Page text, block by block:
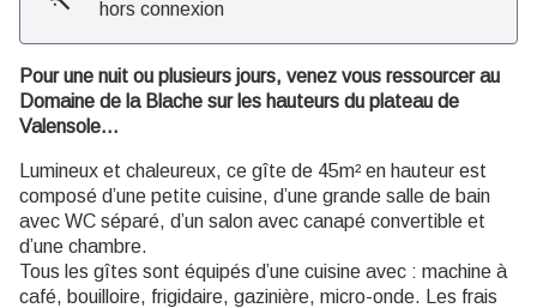
hors connexion
Pour une nuit ou plusieurs jours, venez vous ressourcer au
Domaine de la Blache sur les hauteurs du plateau de
Valensole…
Lumineux et chaleureux, ce gîte de 45m² en hauteur est
composé d’une petite cuisine, d’une grande salle de bain
avec WC séparé, d’un salon avec canapé convertible et
d’une chambre.
Tous les gîtes sont équipés d’une cuisine avec : machine à
café, bouilloire, frigidaire, gazinière, micro-onde. Les frais